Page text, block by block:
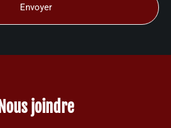
Envoyer
Nous joindre